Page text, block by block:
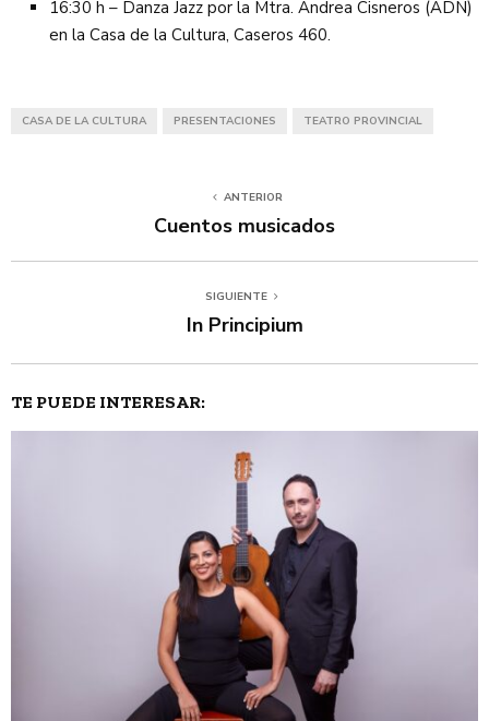
16:30 h – Danza Jazz por la Mtra. Andrea Cisneros (ADN)
en la Casa de la Cultura, Caseros 460.
CASA DE LA CULTURA PRESENTACIONES TEATRO PROVINCIAL
ANTERIOR
Cuentos musicados
SIGUIENTE
In Principium
TE PUEDE INTERESAR: